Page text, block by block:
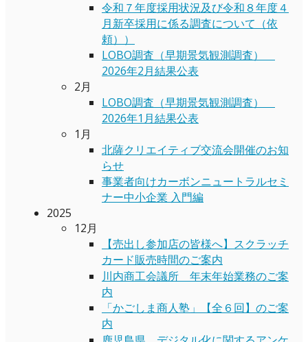
令和７年度採用状況及び令和８年度４
月新卒採用に係る調査について（依
頼））
LOBO調査（早期景気観測調査）
2026年2月結果公表
2月
LOBO調査（早期景気観測調査）
2026年1月結果公表
1月
北薩クリエイティブ交流会開催のお知
らせ
事業者向けカーボンニュートラルセミ
ナー中小企業 入門編
2025
12月
【売出し参加店の皆様へ】スクラッチ
カード販売時間のご案内
川内商工会議所 年末年始業務のご案
内
「かごしま商人塾」【全６回】のご案
内